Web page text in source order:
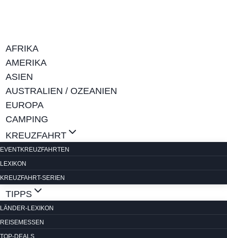
AFRIKA
AMERIKA
ASIEN
AUSTRALIEN / OZEANIEN
EUROPA
CAMPING
KREUZFAHRT
EVENTKREUZFAHRTEN
LEXIKON
KREUZFAHRT-SERIEN
TIPPS
LÄNDER-LEXIKON
REISEMESSEN